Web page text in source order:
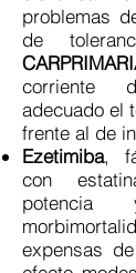
problemas
de
corriente
adecuado el
frente al de
Ezetimiba,
con
expensas